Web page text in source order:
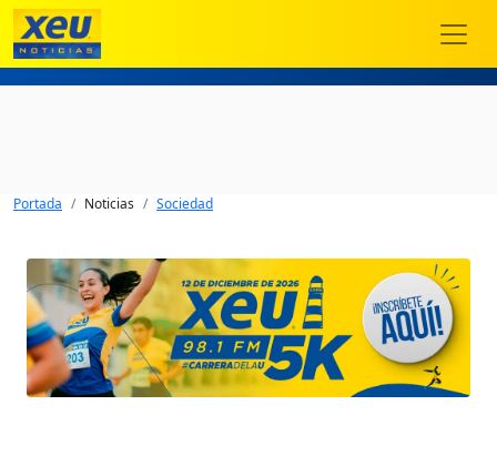
Portada Noticias Sociedad